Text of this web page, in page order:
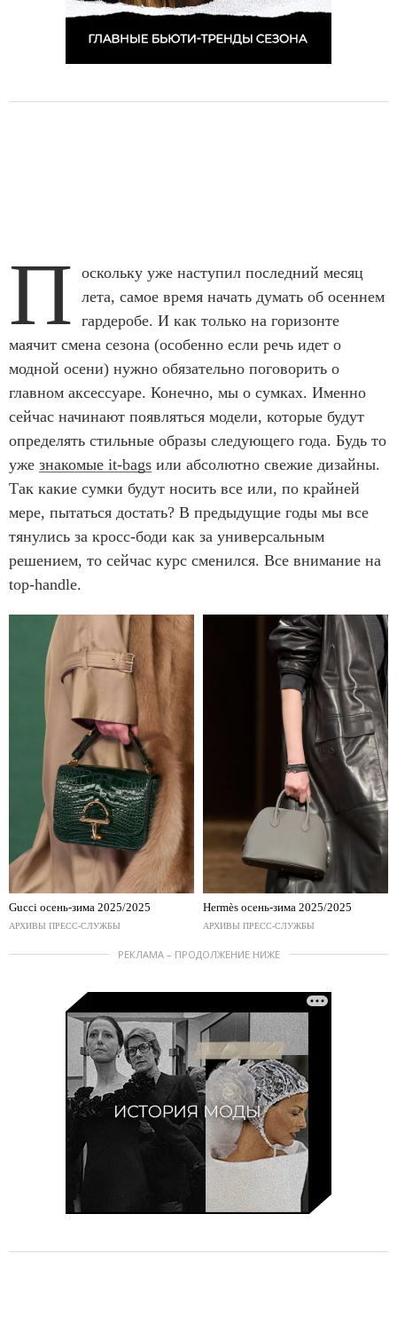
П оскольку уже наступил последний месяц
лета, самое время начать думать об осеннем
гардеробе. И как только на горизонте
маячит смена сезона (особенно если речь идет о
модной осени) нужно обязательно поговорить о
главном аксессуаре. Конечно, мы о сумках. Именно
сейчас начинают появляться модели, которые будут
определять стильные образы следующего года. Будь то
уже знакомые it-bags или абсолютно свежие дизайны.
Так какие сумки будут носить все или, по крайней
мере, пытаться достать? В предыдущие годы мы все
тянулись за кросс-боди как за универсальным
решением, то сейчас курс сменился. Все внимание на
top-handle.
Gucci осень-зима 2025/2025
АРХИВЫ ПРЕСС-СЛУЖБЫ
Hermès осень-зима 2025/2025
АРХИВЫ ПРЕСС-СЛУЖБЫ
РЕКЛАМА – ПРОДОЛЖЕНИЕ НИЖЕ